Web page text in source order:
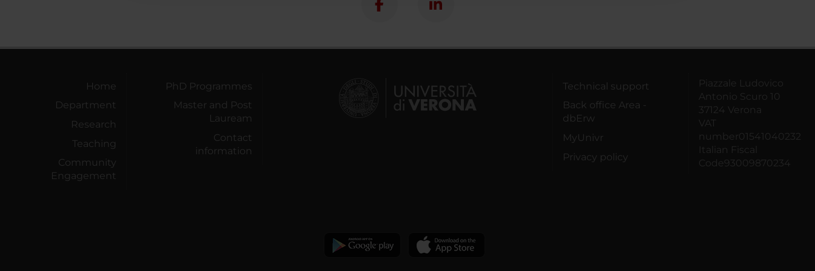
Home
Department
Research
Teaching
Community
Engagement
PhD Programmes
Master and Post
Lauream
Contact
information
Technical support
Back office Area -
dbErw
MyUnivr
Privacy policy
Piazzale Ludovico
Antonio Scuro 10
37124 Verona
VAT
number01541040232
Italian Fiscal
Code93009870234